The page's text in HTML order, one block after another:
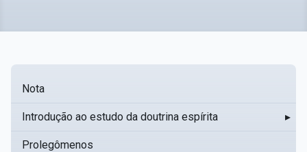
Nota
Introdução ao estudo da doutrina espírita ▸
Prolegômenos